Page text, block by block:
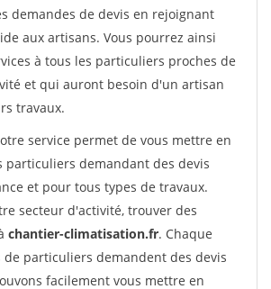
demandes de devis en rejoignant
aux artisans. Vous pourrez ainsi
à tous les particuliers proches de
et qui auront besoin d'un artisan
travaux.
service permet de vous mettre en
particuliers demandant des devis
et pour tous types de travaux.
secteur d'activité, trouver des
chantier-climatisation.fr. Chaque
particuliers demandent des devis
facilement vous mettre en